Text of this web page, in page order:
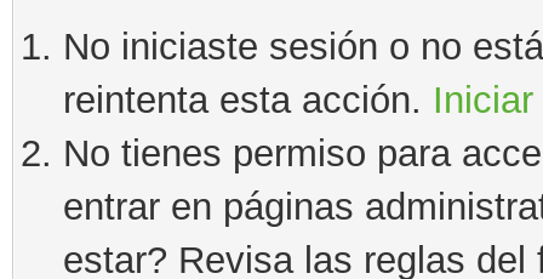
No iniciaste sesión o no
reintenta esta acción.
No tienes permiso para
entrar en páginas
estar? Revisa las reglas